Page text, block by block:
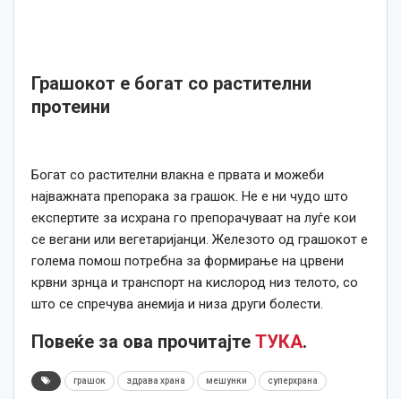
Грашокот е богат со растителни
протеини
Богат со растителни влакна е првата и можеби
најважната препорака за грашок. Не е ни чудо што
експертите за исхрана го препорачуваат на луѓе кои
се вегани или вегетаријанци. Железото од грашокот е
голема помош потребна за формирање на црвени
крвни зрнца и транспорт на кислород низ телото, со
што се спречува анемија и низа други болести.
Повеќе за ова прочитајте ТУКА.
грашок здрава храна мешунки суперхрана